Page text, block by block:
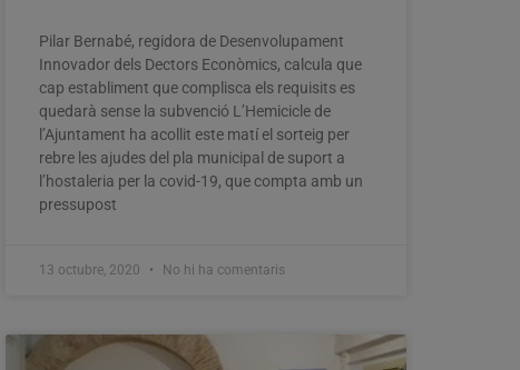
Pilar Bernabé, regidora de Desenvolupament
Innovador dels Dectors Econòmics, calcula que
cap establiment que complisca els requisits es
quedarà sense la subvenció L’Hemicicle de
l’Ajuntament ha acollit este matí el sorteig per
rebre les ajudes del pla municipal de suport a
l’hostaleria per la covid-19, que compta amb un
pressupost
13 octubre, 2020 No hi ha comentaris